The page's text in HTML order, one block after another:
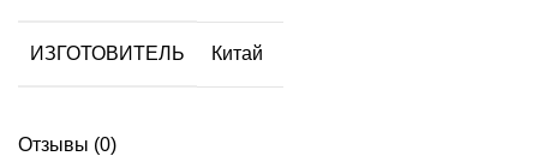
ИЗГОТОВИТЕЛЬ Китай
Отзывы (0)